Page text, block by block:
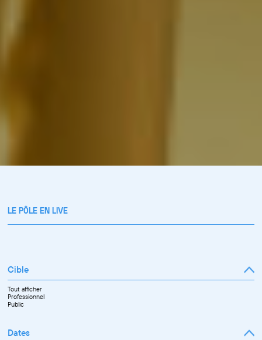
LE PÔLE EN LIVE
Cible
Tout afficher
Professionnel
Public
Dates